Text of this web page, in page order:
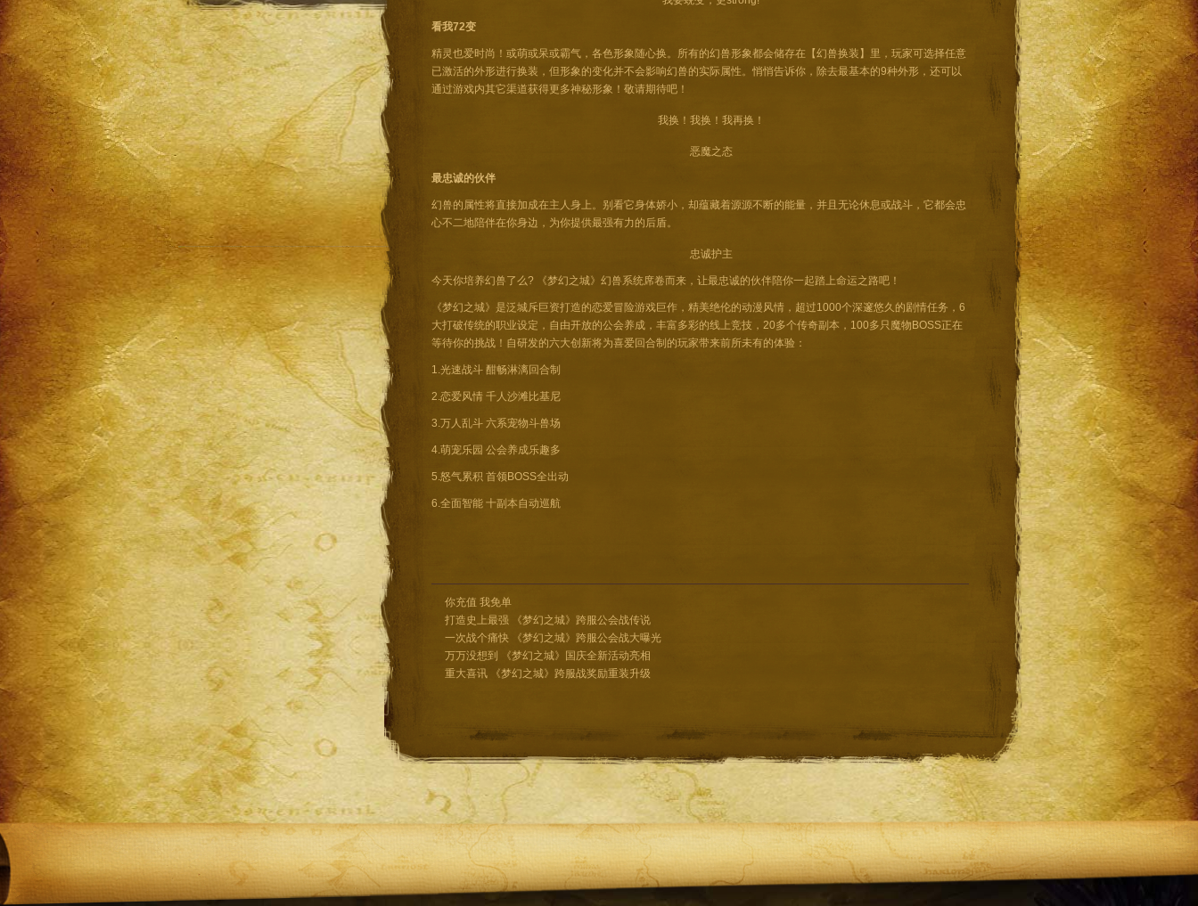
看我72变
精灵也爱时尚！或萌或呆或霸气，各色形象随心换。所有的幻兽形象都会储存在【幻兽换装】里，玩家可选择任意
已激活的外形进行换装，但形象的变化并不会影响幻兽的实际属性。悄悄告诉你，除去最基本的9种外形，还可以
通过游戏内其它渠道获得更多神秘形象！敬请期待吧！
我换！我换！我再换！
恶魔之态
最忠诚的伙伴
幻兽的属性将直接加成在主人身上。别看它身体娇小，却蕴藏着源源不断的能量，并且无论休息或战斗，它都会忠
心不二地陪伴在你身边，为你提供最强有力的后盾。
忠诚护主
今天你培养幻兽了么? 《梦幻之城》幻兽系统席卷而来，让最忠诚的伙伴陪你一起踏上命运之路吧！
《梦幻之城》是泛城斥巨资打造的恋爱冒险游戏巨作，精美绝伦的动漫风情，超过1000个深邃悠久的剧情任务，6
大打破传统的职业设定，自由开放的公会养成，丰富多彩的线上竞技，20多个传奇副本，100多只魔物BOSS正在
等待你的挑战！自研发的六大创新将为喜爱回合制的玩家带来前所未有的体验：
1.光速战斗 酣畅淋漓回合制
2.恋爱风情 千人沙滩比基尼
3.万人乱斗 六系宠物斗兽场
4.萌宠乐园 公会养成乐趣多
5.怒气累积 首领BOSS全出动
6.全面智能 十副本自动巡航
你充值 我免单
打造史上最强 《梦幻之城》跨服公会战传说
一次战个痛快 《梦幻之城》跨服公会战大曝光
万万没想到 《梦幻之城》国庆全新活动亮相
重大喜讯 《梦幻之城》跨服战奖励重装升级